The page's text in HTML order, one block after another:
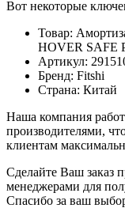
Вот некоторые
Товар:
HOVER SAFE
Артикул:
Бренд: Fitshi
Страна: Китай
Наша компания
производителями,
клиентам
Сделайте Ваш заказ
менеджерами для
Спасибо за ваш